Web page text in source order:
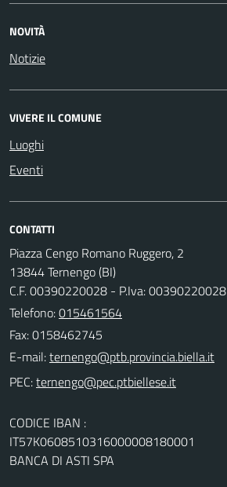
NOVITÀ
Notizie
VIVERE IL COMUNE
Luoghi
Eventi
CONTATTI
Piazza Cengo Romano Ruggero, 2
13844 Ternengo (BI)
C.F. 00390220028 - P.Iva: 00390220028
Telefono:015461564
Fax: 0158462745
E-mail:
PEC:
CODICE IBAN :
IT57K0608510316000008180001
BANCA DI ASTI SPA